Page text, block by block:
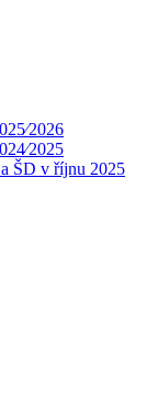
ŠD v říjnu 2025